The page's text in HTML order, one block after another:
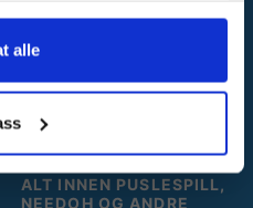
alle
Min side
Ordreoversikt
Personopplysninger
ALT INNEN PUSLESPILL,
NEEDOH OG ANDRE
er med
fullpris